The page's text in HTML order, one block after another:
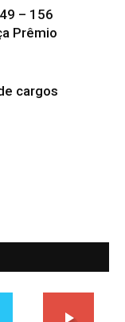
– 156
Prêmio
cargos